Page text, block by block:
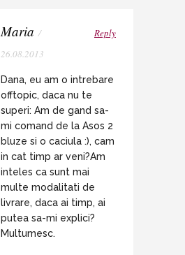
Maria /
26.08.2013
Reply
Dana, eu am o intrebare
offtopic, daca nu te
superi: Am de gand sa-
mi comand de la Asos 2
bluze si o caciula :), cam
in cat timp ar veni?Am
inteles ca sunt mai
multe modalitati de
livrare, daca ai timp, ai
putea sa-mi explici?
Multumesc.